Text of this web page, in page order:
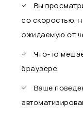
Вы
со скоростью,
ожидаемую от
Что-то
браузере
Ваше